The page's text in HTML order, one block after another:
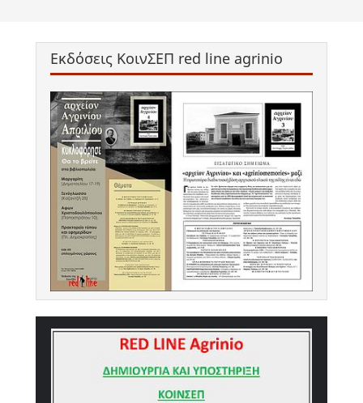
Εκδόσεις ΚοινΣΕΠ red line agrinio